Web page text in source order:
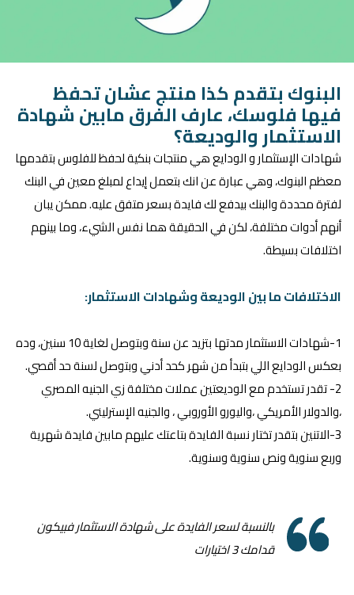
البنوك بتقدم كذا منتج عشان تحفظ
فيها فلوسك، عارف الفرق مابين شهادة
الاستثمار والوديعة؟
شهادات الإستثمار و الودايع هي منتجات بنكية لحفظ للفلوس بتقدمها
معظم البنوك، وهي عبارة عن انك بتعمل إيداع لمبلغ معين في البنك
لفترة محددة والبنك بيدفع لك فايدة بسعر متفق عليه. ممكن يبان
أنهم أدوات مختلفة، لكن في الحقيقة هما نفس الشيء، وما بينهم
اختلافات بسيطة.
الاختلافات ما بين الوديعة وشهادات الاستثمار:
1-شهادات الاستثمار مدتها بتزيد عن سنة وبتوصل لغاية 10 سنين، وده
بعكس الودايع اللي بتبدأ من شهر كحد أدني وبتوصل لسنة حد أقصي.
2- تقدر تستخدم مع الوديعتين عملات مختلفة زي الجنيه المصري
،والدولار الأمريكي ،واليورو الأوروبي ، والجنيه الإسترليني.
3-الاتنين بتقدر تختار نسبة الفايدة بتاعتك عليهم مابين فايدة شهرية
وربع سنوية ونص سنوية وسنوية.
بالنسبة لسعر الفايدة على شهادة الاستثمار فبيكون
قدامك 3 اختيارات